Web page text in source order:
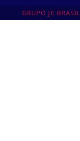
GRUPO JC